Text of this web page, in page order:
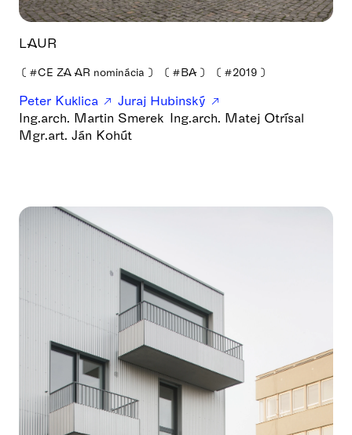
LAUR
❪ #CE ZA AR nominácia ❫ ❪ #BA ❫ ❪ #2019 ❫
Peter Kuklica
Juraj Hubinský
Ing.arch. Martin Smerek Ing.arch. Matej Otrísal
Mgr.art. Ján Kohút